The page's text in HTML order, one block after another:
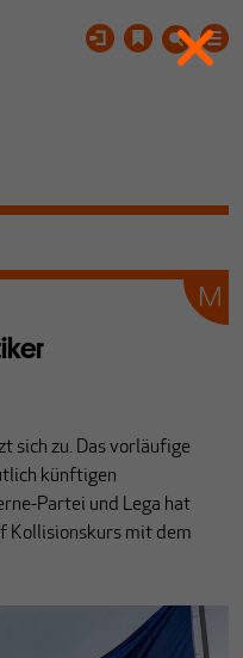
sich zu. Das vorläufige
künftigen
Partei und Lega hat
Kollisionskurs mit dem